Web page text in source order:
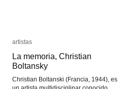
artistas
La memoria, Christian
Boltansky
Christian Boltanski (Francia, 1944), es
artistas
La memoria, Christian
Boltansky